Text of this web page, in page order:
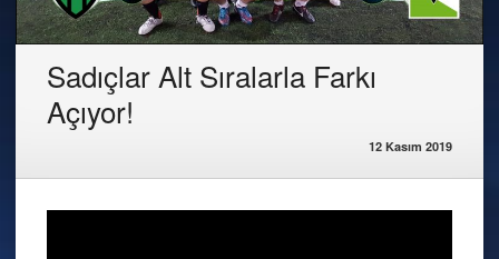
Sadıçlar Alt Sıralarla Farkı
Açıyor!
12 Kasım 2019